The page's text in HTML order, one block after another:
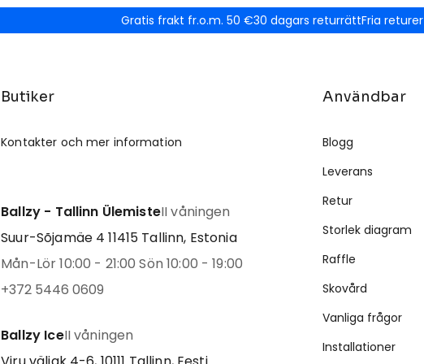
Gratis frakt fr.o.m. 50 €30 dagars returrättFria returer
Butiker
Kontakter och mer information
Ballzy - Tallinn ÜlemisteII våningen
Suur-Sõjamäe 4 11415 Tallinn, Estonia
Mån-Lör 10:00 - 21:00 Sön 10:00 - 19:00
+372 5446 0609
Ballzy IceII våningen
Användbar
Blogg
Leverans
Retur
Storlek diagram
Raffle
Skovård
Vanliga frågor
Installationer